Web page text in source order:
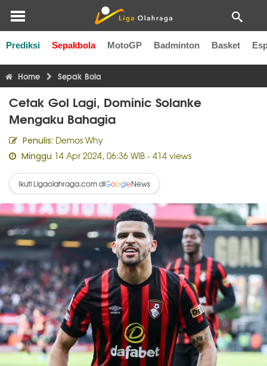
Prediksi Sepakbola MotoGP Badminton Basket
Liga Inggris Liga Italia Liga Spanyol Liga Perancis
Home Sepak Bola
Cetak Gol Lagi, Dominic Solanke
Mengaku Bahagia
Penulis: Demos Why
Minggu 14 Apr 2024, 06:36 WIB - 414 views
Ikuti Ligaolahraga.com diGoogleNews